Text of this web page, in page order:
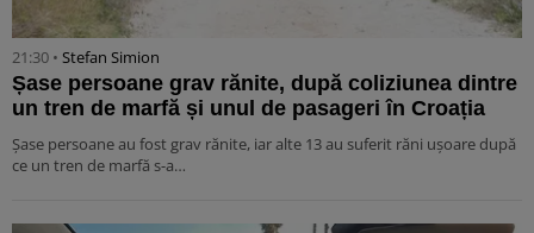
21:30 • Stefan Simion
Șase persoane grav rănite, după coliziunea dintre
un tren de marfă și unul de pasageri în Croația
Șase persoane au fost grav rănite, iar alte 13 au suferit răni ușoare după
ce un tren de marfă s-a…